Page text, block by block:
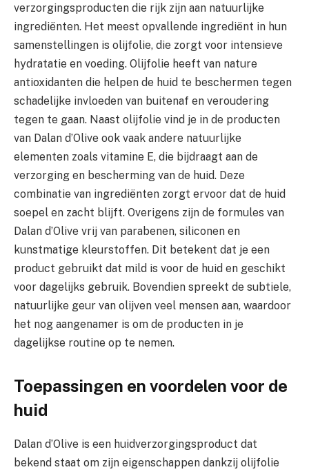
verzorgingsproducten die rijk zijn aan natuurlijke
ingrediënten. Het meest opvallende ingrediënt in hun
samenstellingen is olijfolie, die zorgt voor intensieve
hydratatie en voeding. Olijfolie heeft van nature
antioxidanten die helpen de huid te beschermen tegen
schadelijke invloeden van buitenaf en veroudering
tegen te gaan. Naast olijfolie vind je in de producten
van Dalan d’Olive ook vaak andere natuurlijke
elementen zoals vitamine E, die bijdraagt aan de
verzorging en bescherming van de huid. Deze
combinatie van ingrediënten zorgt ervoor dat de huid
soepel en zacht blijft. Overigens zijn de formules van
Dalan d’Olive vrij van parabenen, siliconen en
kunstmatige kleurstoffen. Dit betekent dat je een
product gebruikt dat mild is voor de huid en geschikt
voor dagelijks gebruik. Bovendien spreekt de subtiele,
natuurlijke geur van olijven veel mensen aan, waardoor
het nog aangenamer is om de producten in je
dagelijkse routine op te nemen.
Toepassingen en voordelen voor de
huid
Dalan d’Olive is een huidverzorgingsproduct dat
bekend staat om zijn eigenschappen dankzij olijfolie